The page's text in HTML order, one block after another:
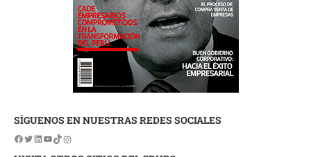
SÍGUENOS EN NUESTRAS REDES SOCIALES